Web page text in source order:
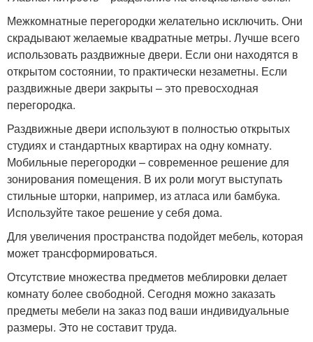
Межкомнатные перегородки желательно исключить. Они
скрадывают желаемые квадратные метры. Лучше всего
использовать раздвижные двери. Если они находятся в
открытом состоянии, то практически незаметны. Если
раздвижные двери закрыты – это превосходная
перегородка.
Раздвижные двери используют в полностью открытых
студиях и стандартных квартирах на одну комнату.
Мобильные перегородки – современное решение для
зонирования помещения. В их роли могут выступать
стильные шторки, например, из атласа или бамбука.
Используйте такое решение у себя дома.
Для увеличения пространства подойдет мебель, которая
может трансформироваться.
Отсутствие множества предметов меблировки делает
комнату более свободной. Сегодня можно заказать
предметы мебели на заказ под ваши индивидуальные
размеры. Это не составит труда.